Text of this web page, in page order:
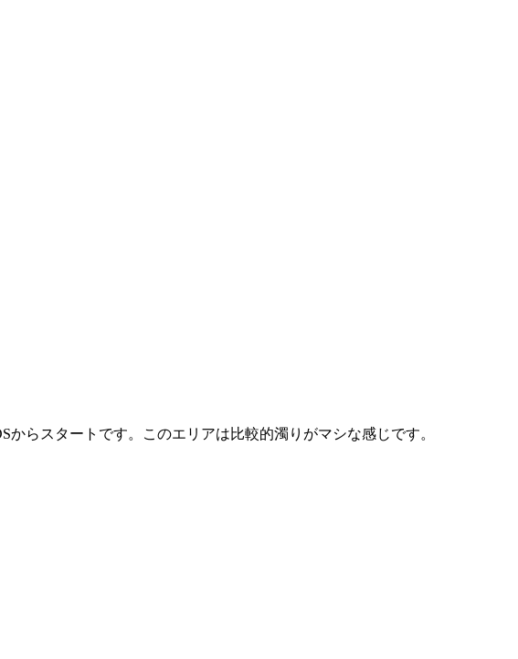
らスタートです。このエリアは比較的濁りがマシな感じです。